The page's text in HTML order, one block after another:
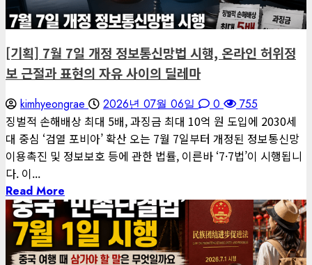
글로벌 트렌드
[기획] 7월 7일 개정 정보통신망법 시행, 온라인 허위정
보 근절과 표현의 자유 사이의 딜레마
kimhyeongrae 2026년 07월 06일 0 755
징벌적 손해배상 최대 5배, 과징금 최대 10억 원 도입에 2030세
대 중심 ‘검열 포비아’ 확산 오는 7월 7일부터 개정된 정보통신망
이용촉진 및 정보보호 등에 관한 법률, 이른바 ‘7·7법’이 시행됩니
다. 이...
Read More
1 minute read
게재된 글
글로벌 트렌드